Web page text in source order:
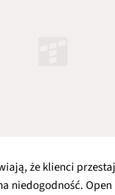
że klienci
niedogodność.